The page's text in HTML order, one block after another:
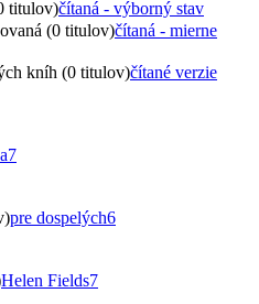
titulov)čítaná - výborný stav
(0 titulov)čítaná - mierne
kníh (0 titulov)čítané verzie
7
pre dospelých6
Helen Fields7